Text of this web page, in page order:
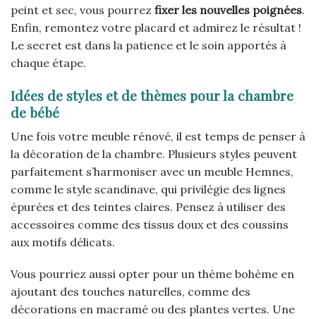
peint et sec, vous pourrez fixer les nouvelles poignées.
Enfin, remontez votre placard et admirez le résultat !
Le secret est dans la patience et le soin apportés à
chaque étape.
Idées de styles et de thèmes pour la chambre
de bébé
Une fois votre meuble rénové, il est temps de penser à
la décoration de la chambre. Plusieurs styles peuvent
parfaitement s’harmoniser avec un meuble Hemnes,
comme le style scandinave, qui privilégie des lignes
épurées et des teintes claires. Pensez à utiliser des
accessoires comme des tissus doux et des coussins
aux motifs délicats.
Vous pourriez aussi opter pour un thème bohème en
ajoutant des touches naturelles, comme des
décorations en macramé ou des plantes vertes. Une